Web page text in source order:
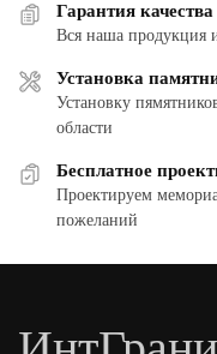
Гарантия качества
Вся наша продукция
Установка
Установку
области
Бесплатное
Проектируем
пожеланий